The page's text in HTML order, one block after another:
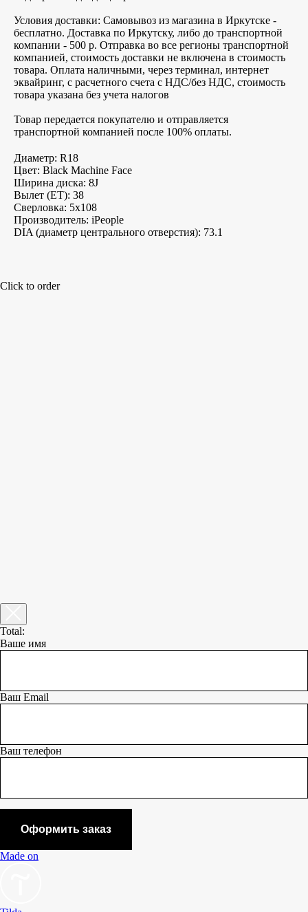
Условия доставки: Самовывоз из магазина в Иркутске -
бесплатно. Доставка по Иркутску, либо до транспортной
компании - 500 р. Отправка во все регионы транспортной
компанией, стоимость доставки не включена в стоимость
товара. Оплата наличными, через терминал, интернет
эквайринг, с расчетного счета с НДС/без НДС, стоимость
товара указана без учета налогов
Товар передается покупателю и отправляется
транспортной компанией после 100% оплаты.
Диаметр: R18
Цвет: Black Machine Face
Ширина диска: 8J
Вылет (ET): 38
Сверловка: 5х108
Производитель: iPeople
DIA (диаметр центрального отверстия): 73.1
Click to order
Total:
Ваше имя
Ваш Email
Ваш телефон
Оформить заказ
Made on